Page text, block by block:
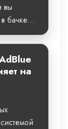
вы
бачке...
на